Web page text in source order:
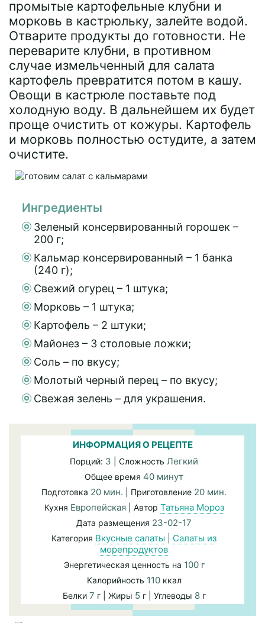
промытые картофельные клубни и
морковь в кастрюльку, залейте водой.
Отварите продукты до готовности. Не
переварите клубни, в противном
случае измельченный для салата
картофель превратится потом в кашу.
Овощи в кастрюле поставьте под
холодную воду. В дальнейшем их будет
проще очистить от кожуры. Картофель
и морковь полностью остудите, а затем
очистите.
Ингредиенты
Зеленый консервированный горошек –
200 г;
Кальмар консервированный – 1 банка
(240 г);
Свежий огурец – 1 штука;
Морковь – 1 штука;
Картофель – 2 штуки;
Майонез – 3 столовые ложки;
Соль – по вкусу;
Молотый черный перец – по вкусу;
Свежая зелень – для украшения.
ИНФОРМАЦИЯ О РЕЦЕПТЕ
Порций: 3 | Сложность Легкий
Общее время 40 минут
Подготовка 20 мин. | Приготовление 20 мин.
Кухня Европейская| Автор Татьяна Мороз
Дата размещения 23-02-17
Категория Вкусные салаты
Салаты из
морепродуктов
Энергетическая ценность на 100г
Калорийность 110ккал
Белки 7 г | Жиры 5 г | Углеводы 8г